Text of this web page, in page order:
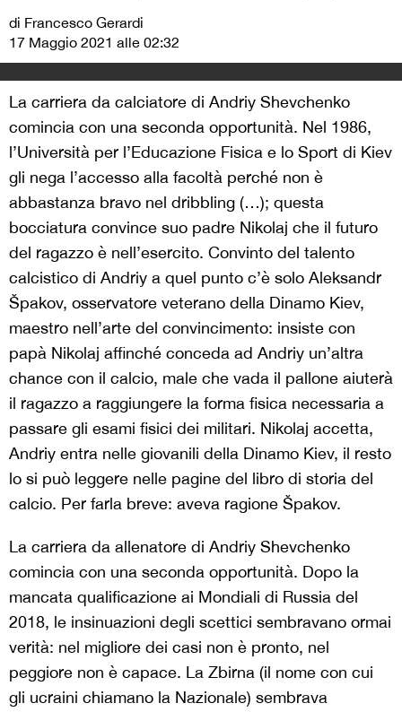
di Francesco Gerardi
17 Maggio 2021 alle 02:32
La carriera da calciatore di Andriy Shevchenko
comincia con una seconda opportunità. Nel 1986,
l’Università per l’Educazione Fisica e lo Sport di Kiev
gli nega l’accesso alla facoltà perché non è
abbastanza bravo nel dribbling (…); questa
bocciatura convince suo padre Nikolaj che il futuro
del ragazzo è nell’esercito. Convinto del talento
calcistico di Andriy a quel punto c’è solo Aleksandr
Špakov, osservatore veterano della Dinamo Kiev,
maestro nell’arte del convincimento: insiste con
papà Nikolaj affinché conceda ad Andriy un’altra
chance con il calcio, male che vada il pallone aiuterà
il ragazzo a raggiungere la forma fisica necessaria a
passare gli esami fisici dei militari. Nikolaj accetta,
Andriy entra nelle giovanili della Dinamo Kiev, il resto
lo si può leggere nelle pagine del libro di storia del
calcio. Per farla breve: aveva ragione Špakov.
La carriera da allenatore di Andriy Shevchenko
comincia con una seconda opportunità. Dopo la
mancata qualificazione ai Mondiali di Russia del
2018, le insinuazioni degli scettici sembravano ormai
verità: nel migliore dei casi non è pronto, nel
peggiore non è capace. La Zbirna (il nome con cui
gli ucraini chiamano la Nazionale) sembrava